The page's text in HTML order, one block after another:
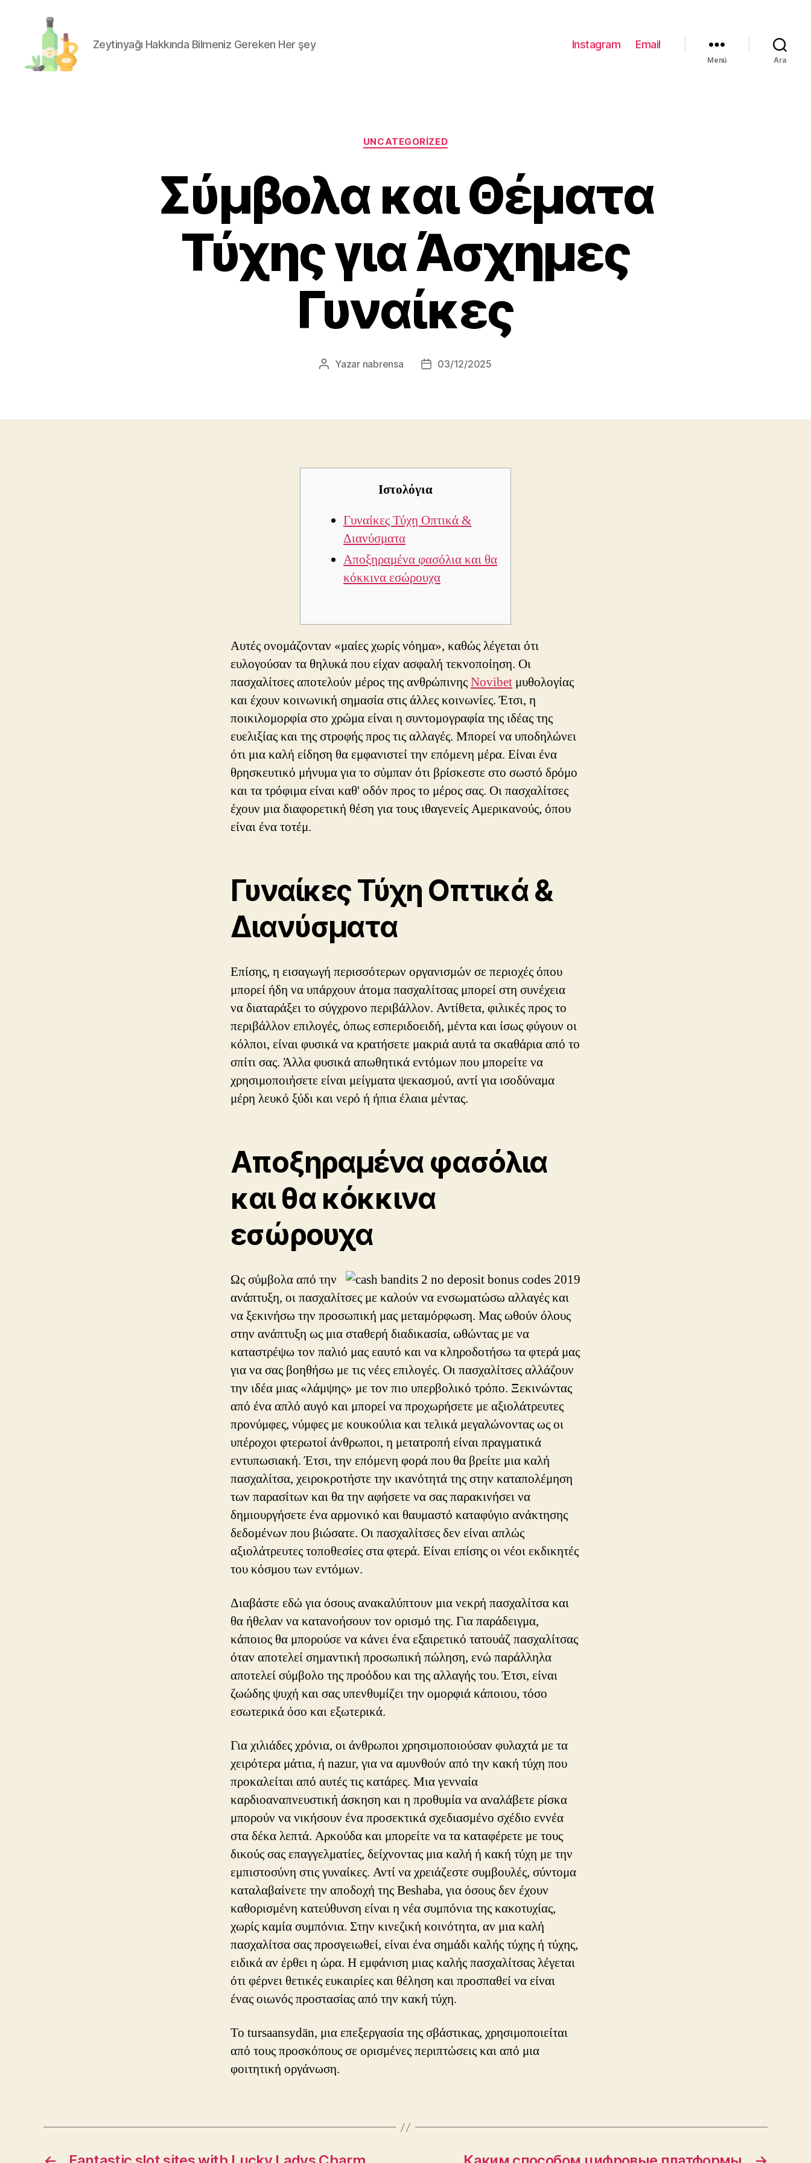
Zeytinyağı Hakkında Bilmeniz Gereken Her şey Instagram Email
Menü Ara
Kategoriler
UNCATEGORIZED
Σύμβολα και Θέματα
Τύχης για Άσχημες
Γυναίκες
Yazının
Yazar nabrensa
Yazı03/12/2025
Ιστολόγια
Γυναίκες Τύχη Οπτικά &
Διανύσματα
Αποξηραμένα φασόλια και θα
κόκκινα εσώρουχα
Αυτές ονομάζονταν «μαίες χωρίς νόημα», καθώς λέγεται ότι
ευλογούσαν τα θηλυκά που είχαν ασφαλή τεκνοποίηση. Οι
πασχαλίτσες αποτελούν μέρος της ανθρώπινηςNovibet μυθολογίας
και έχουν κοινωνική σημασία στις άλλες κοινωνίες. Έτσι, η
ποικιλομορφία στο χρώμα είναι η συντομογραφία της ιδέας της
ευελιξίας και της στροφής προς τις αλλαγές. Μπορεί να υποδηλώνει
ότι μια καλή είδηση ​​​​θα εμφανιστεί την επόμενη μέρα. Είναι ένα
θρησκευτικό μήνυμα για το σύμπαν ότι βρίσκεστε στο σωστό δρόμο
και τα τρόφιμα είναι καθ' οδόν προς το μέρος σας. Οι πασχαλίτσες
έχουν μια διαφορετική θέση για τους ιθαγενείς Αμερικανούς, όπου
είναι ένα τοτέμ.
Γυναίκες Τύχη Οπτικά &
Διανύσματα
Επίσης, η εισαγωγή περισσότερων οργανισμών σε περιοχές όπου
μπορεί ήδη να υπάρχουν άτομα πασχαλίτσας μπορεί στη συνέχεια
να διαταράξει το σύγχρονο περιβάλλον. Αντίθετα, φιλικές προς το
περιβάλλον επιλογές, όπως εσπεριδοειδή, μέντα και ίσως φύγουν οι
κόλποι, είναι φυσικά να κρατήσετε μακριά αυτά τα σκαθάρια από το
σπίτι σας. Άλλα φυσικά απωθητικά εντόμων που μπορείτε να
χρησιμοποιήσετε είναι μείγματα ψεκασμού, αντί για ισοδύναμα
μέρη λευκό ξύδι και νερό ή ήπια έλαια μέντας.
Αποξηραμένα φασόλια
και θα κόκκινα
εσώρουχα
Ως σύμβολα από την
ανάπτυξη, οι πασχαλίτσες με καλούν να ενσωματώσω αλλαγές και
να ξεκινήσω την προσωπική μας μεταμόρφωση. Μας ωθούν όλους
στην ανάπτυξη ως μια σταθερή διαδικασία, ωθώντας με να
καταστρέψω τον παλιό μας εαυτό και να κληροδοτήσω τα φτερά μας
για να σας βοηθήσω με τις νέες επιλογές. Οι πασχαλίτσες αλλάζουν
την ιδέα μιας «λάμψης» με τον πιο υπερβολικό τρόπο. Ξεκινώντας
από ένα απλό αυγό και μπορεί να προχωρήσετε με αξιολάτρευτες
προνύμφες, νύμφες με κουκούλια και τελικά μεγαλώνοντας ως οι
υπέροχοι φτερωτοί άνθρωποι, η μετατροπή είναι πραγματικά
εντυπωσιακή. Έτσι, την επόμενη φορά που θα βρείτε μια καλή
πασχαλίτσα, χειροκροτήστε την ικανότητά της στην καταπολέμηση
των παρασίτων και θα την αφήσετε να σας παρακινήσει να
δημιουργήσετε ένα αρμονικό και θαυμαστό καταφύγιο ανάκτησης
δεδομένων που βιώσατε. Οι πασχαλίτσες δεν είναι απλώς
αξιολάτρευτες τοποθεσίες στα φτερά. Είναι επίσης οι νέοι εκδικητές
του κόσμου των εντόμων.
Διαβάστε εδώ για όσους ανακαλύπτουν μια νεκρή πασχαλίτσα και
θα ήθελαν να κατανοήσουν τον ορισμό της. Για παράδειγμα,
κάποιος θα μπορούσε να κάνει ένα εξαιρετικό τατουάζ πασχαλίτσας
όταν αποτελεί σημαντική προσωπική πώληση, ενώ παράλληλα
αποτελεί σύμβολο της προόδου και της αλλαγής του. Έτσι, είναι
ζωώδης ψυχή και σας υπενθυμίζει την ομορφιά κάποιου, τόσο
εσωτερικά όσο και εξωτερικά.
Για χιλιάδες χρόνια, οι άνθρωποι χρησιμοποιούσαν φυλαχτά με τα
χειρότερα μάτια, ή nazur, για να αμυνθούν από την κακή τύχη που
προκαλείται από αυτές τις κατάρες. Μια γενναία
καρδιοαναπνευστική άσκηση και η προθυμία να αναλάβετε ρίσκα
μπορούν να νικήσουν ένα προσεκτικά σχεδιασμένο σχέδιο εννέα
στα δέκα λεπτά. Αρκούδα και μπορείτε να τα καταφέρετε με τους
δικούς σας επαγγελματίες, δείχνοντας μια καλή ή κακή τύχη με την
εμπιστοσύνη στις γυναίκες. Αντί να χρειάζεστε συμβουλές, σύντομα
καταλαβαίνετε την αποδοχή της Beshaba, για όσους δεν έχουν
καθορισμένη κατεύθυνση είναι η νέα συμπόνια της κακοτυχίας,
χωρίς καμία συμπόνια. Στην κινεζική κοινότητα, αν μια καλή
πασχαλίτσα σας προσγειωθεί, είναι ένα σημάδι καλής τύχης ή τύχης,
ειδικά αν έρθει η ώρα. Η εμφάνιση μιας καλής πασχαλίτσας λέγεται
ότι φέρνει θετικές ευκαιρίες και θέληση και προσπαθεί να είναι
ένας οιωνός προστασίας από την κακή τύχη.
Το tursaansydän, μια επεξεργασία της σβάστικας, χρησιμοποιείται
από τους προσκόπους σε ορισμένες περιπτώσεις και από μια
φοιτητική οργάνωση.